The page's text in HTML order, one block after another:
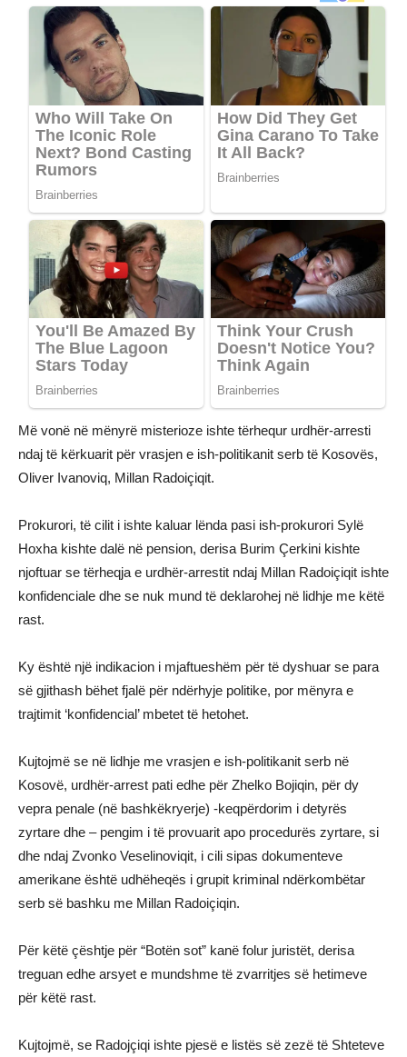
Më vonë në mënyrë misterioze ishte tërhequr urdhër-arresti
ndaj të kërkuarit për vrasjen e ish-politikanit serb të Kosovës,
Oliver Ivanoviq, Millan Radoiçiqit.
Prokurori, të cilit i ishte kaluar lënda pasi ish-prokurori Sylë
Hoxha kishte dalë në pension, derisa Burim Çerkini kishte
njoftuar se tërheqja e urdhër-arrestit ndaj Millan Radoiçiqit ishte
konfidenciale dhe se nuk mund të deklarohej në lidhje me këtë
rast.
Ky është një indikacion i mjaftueshëm për të dyshuar se para
së gjithash bëhet fjalë për ndërhyje politike, por mënyra e
trajtimit ‘konfidencial’ mbetet të hetohet.
Kujtojmë se në lidhje me vrasjen e ish-politikanit serb në
Kosovë, urdhër-arrest pati edhe për Zhelko Bojiqin, për dy
vepra penale (në bashkëkryerje) -keqpërdorim i detyrës
zyrtare dhe – pengim i të provuarit apo procedurës zyrtare, si
dhe ndaj Zvonko Veselinoviqit, i cili sipas dokumenteve
amerikane është udhëheqës i grupit kriminal ndërkombëtar
serb së bashku me Millan Radoiçiqin.
Për këtë çështje për “Botën sot” kanë folur juristët, derisa
treguan edhe arsyet e mundshme të zvarritjes së hetimeve
për këtë rast.
Kujtojmë, se Radojçiqi ishte pjesë e listës së zezë të Shteteve